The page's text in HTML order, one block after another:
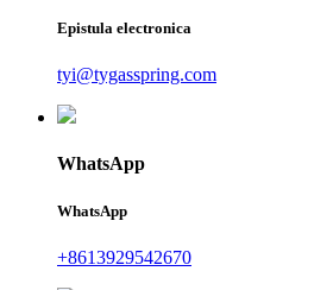
Epistula electronica
tyi@tygasspring.com
WhatsApp
WhatsApp
+8613929542670